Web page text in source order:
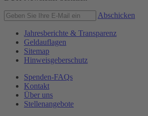
Abschicken
Jahresberichte & Transparenz
Geldauflagen
Sitemap
Hinweisgeberschutz
Spenden-FAQs
Kontakt
Über uns
Stellenangebote